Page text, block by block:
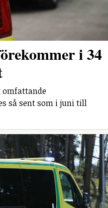
i 34
omfattande
så sent som i juni till